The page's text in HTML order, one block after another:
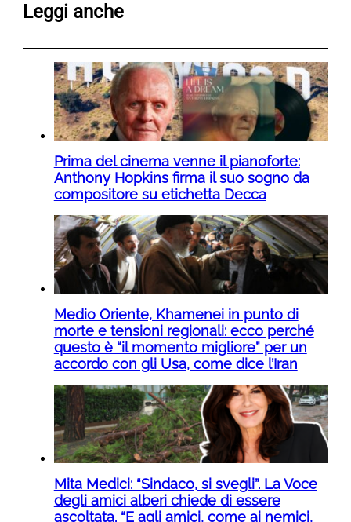
Leggi anche
Prima del cinema venne il pianoforte:
Anthony Hopkins firma il suo sogno da
compositore su etichetta Decca
Medio Oriente, Khamenei in punto di
morte e tensioni regionali: ecco perché
questo è “il momento migliore” per un
accordo con gli Usa, come dice l’Iran
Mita Medici: “Sindaco, si svegli”. La Voce
degli amici alberi chiede di essere
ascoltata. “E agli amici, come ai nemici,